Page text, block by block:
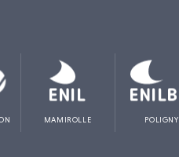
MAMIROLLE POLIGNY